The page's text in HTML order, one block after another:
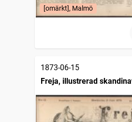
[omärkt], Malmö
1873-06-15
Freja, illustrerad